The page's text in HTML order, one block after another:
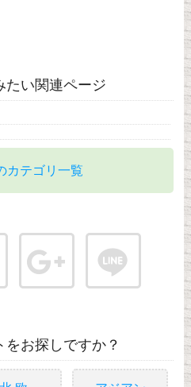
たい関連ページ
カテゴリ一覧
をお探しですか？